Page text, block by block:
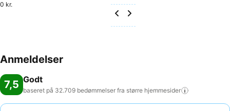
0 kr.
Anmeldelser
7,5 Godt
baseret på 32.709 bedømmelser fra større hjemmesider